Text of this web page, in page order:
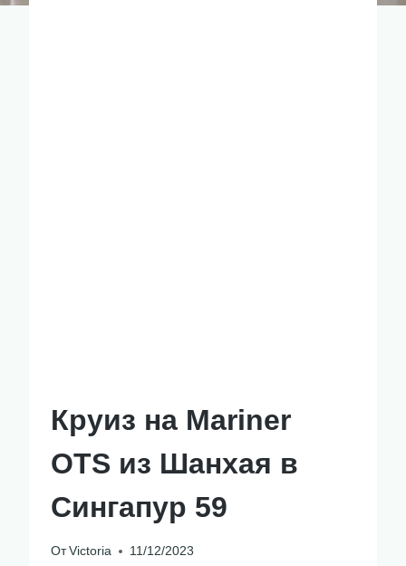
Круиз на Mariner
OTS из Шанхая в
Сингапур 59
От Victoria 11/12/2023